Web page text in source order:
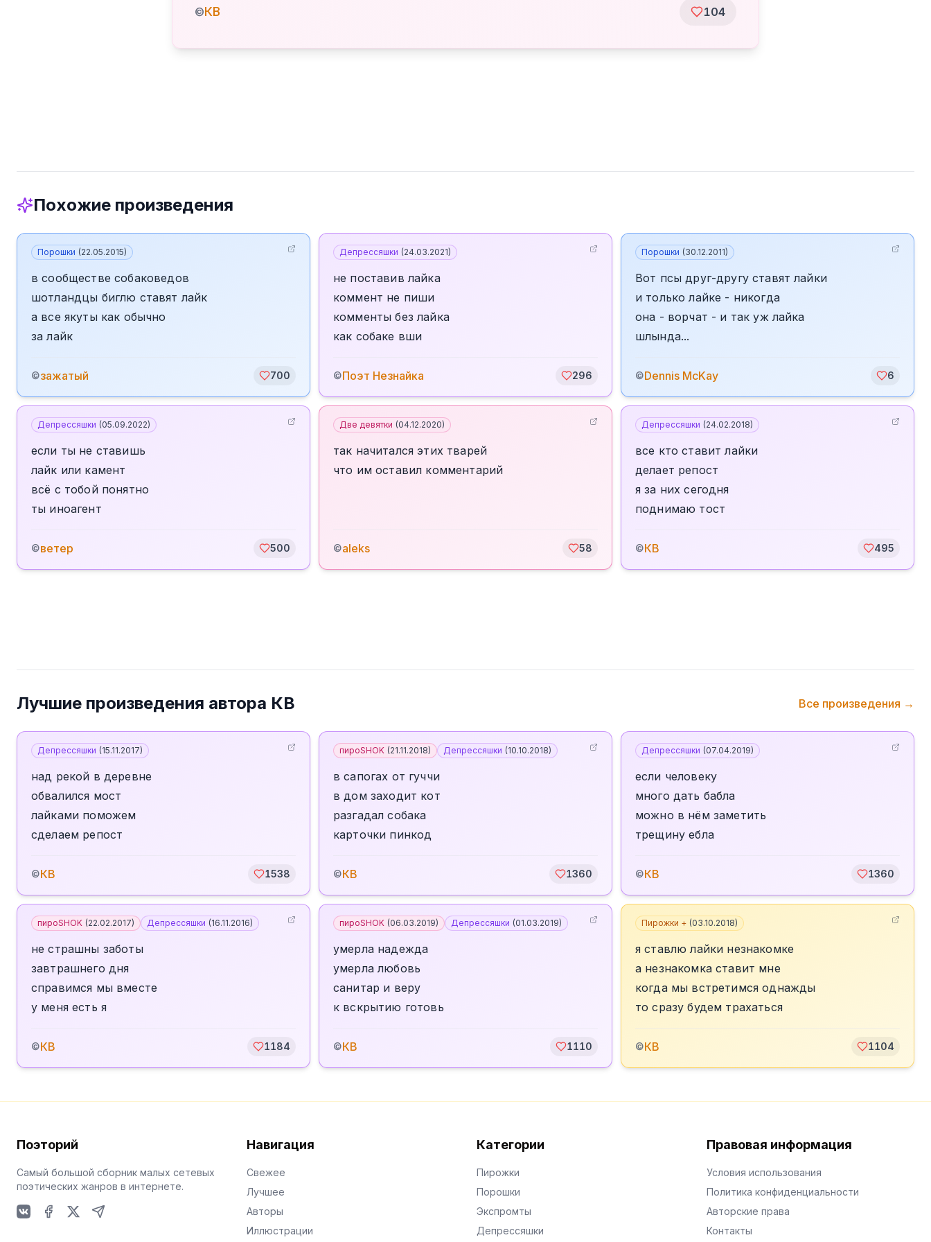
©КВ 104
Похожие произведения
Порошки (22.05.2015)
в сообществе собаковедов
шотландцы биглю ставят лайк
а все якуты как обычно
за лайк
©зажатый 700
Депрессяшки (24.03.2021)
не поставив лайка
коммент не пиши
комменты без лайка
как собаке вши
©Поэт Незнайка 296
Порошки (30.12.2011)
Вот псы друг-другу ставят лайки
и только лайке - никогда
она - ворчат - и так уж лайка
шлында...
©Dennis McKay 6
Депрессяшки (05.09.2022)
если ты не ставишь
лайк или камент
всё с тобой понятно
ты иноагент
©ветер 500
Две девятки (04.12.2020)
так начитался этих тварей
что им оставил комментарий
©aleks 58
Депрессяшки (24.02.2018)
все кто ставит лайки
делает репост
я за них сегодня
поднимаю тост
©КВ 495
Лучшие произведения автора КВ Все произведения →
Депрессяшки (15.11.2017)
над рекой в деревне
обвалился мост
лайками поможем
сделаем репост
©КВ 1538
пироSHOK (21.11.2018) Депрессяшки (10.10.2018)
в сапогах от гуччи
в дом заходит кот
разгадал собака
карточки пинкод
©КВ 1360
Депрессяшки (07.04.2019)
если человеку
много дать бабла
можно в нём заметить
трещину ебла
©КВ 1360
пироSHOK (22.02.2017) Депрессяшки (16.11.2016)
не страшны заботы
завтрашнего дня
справимся мы вместе
у меня есть я
©КВ 1184
пироSHOK (06.03.2019) Депрессяшки (01.03.2019)
умерла надежда
умерла любовь
санитар и веру
к вскрытию готовь
©КВ 1110
Пирожки + (03.10.2018)
я ставлю лайки незнакомке
а незнакомка ставит мне
когда мы встретимся однажды
то сразу будем трахаться
©КВ 1104
Поэторий
Самый большой сборник малых сетевых
поэтических жанров в интернете.
Навигация
Свежее
Лучшее
Авторы
Иллюстрации
Категории
Пирожки
Порошки
Экспромты
Депрессяшки
Правовая информация
Условия использования
Политика конфиденциальности
Авторские права
Контакты